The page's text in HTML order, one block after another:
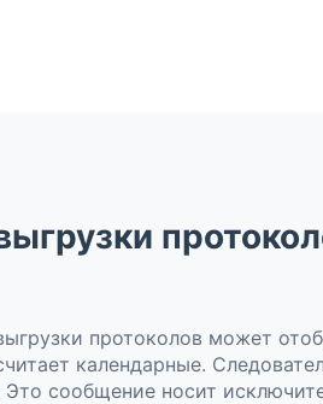
протоколов может
календарные.
сообщение носит